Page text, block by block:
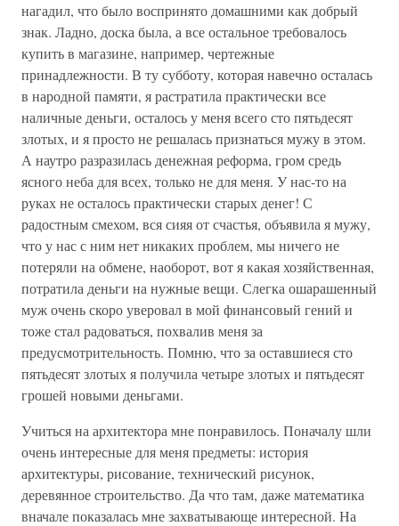
нагадил, что было воспринято домашними как добрый
знак. Ладно, доска была, а все остальное требовалось
купить в магазине, например, чертежные
принадлежности. В ту субботу, которая навечно осталась
в народной памяти, я растратила практически все
наличные деньги, осталось у меня всего сто пятьдесят
злотых, и я просто не решалась признаться мужу в этом.
А наутро разразилась денежная реформа, гром средь
ясного неба для всех, только не для меня. У нас-то на
руках не осталось практически старых денег! С
радостным смехом, вся сияя от счастья, объявила я мужу,
что у нас с ним нет никаких проблем, мы ничего не
потеряли на обмене, наоборот, вот я какая хозяйственная,
потратила деньги на нужные вещи. Слегка ошарашенный
муж очень скоро уверовал в мой финансовый гений и
тоже стал радоваться, похвалив меня за
предусмотрительность. Помню, что за оставшиеся сто
пятьдесят злотых я получила четыре злотых и пятьдесят
грошей новыми деньгами.
Учиться на архитектора мне понравилось. Поначалу шли
очень интересные для меня предметы: история
архитектуры, рисование, технический рисунок,
деревянное строительство. Да что там, даже математика
вначале показалась мне захватывающе интересной. На